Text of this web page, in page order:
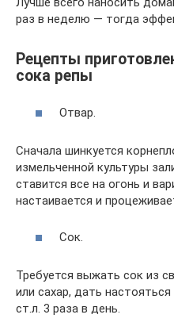
раз в неделю — тогда
Рецепты
сока репы
Отвар.
Сначала шинкуется
измельченной культуры
ставится все на огонь и
настаивается и
Сок.
Требуется выжать сок из
или сахар, дать
ст.л. 3 раза в день.